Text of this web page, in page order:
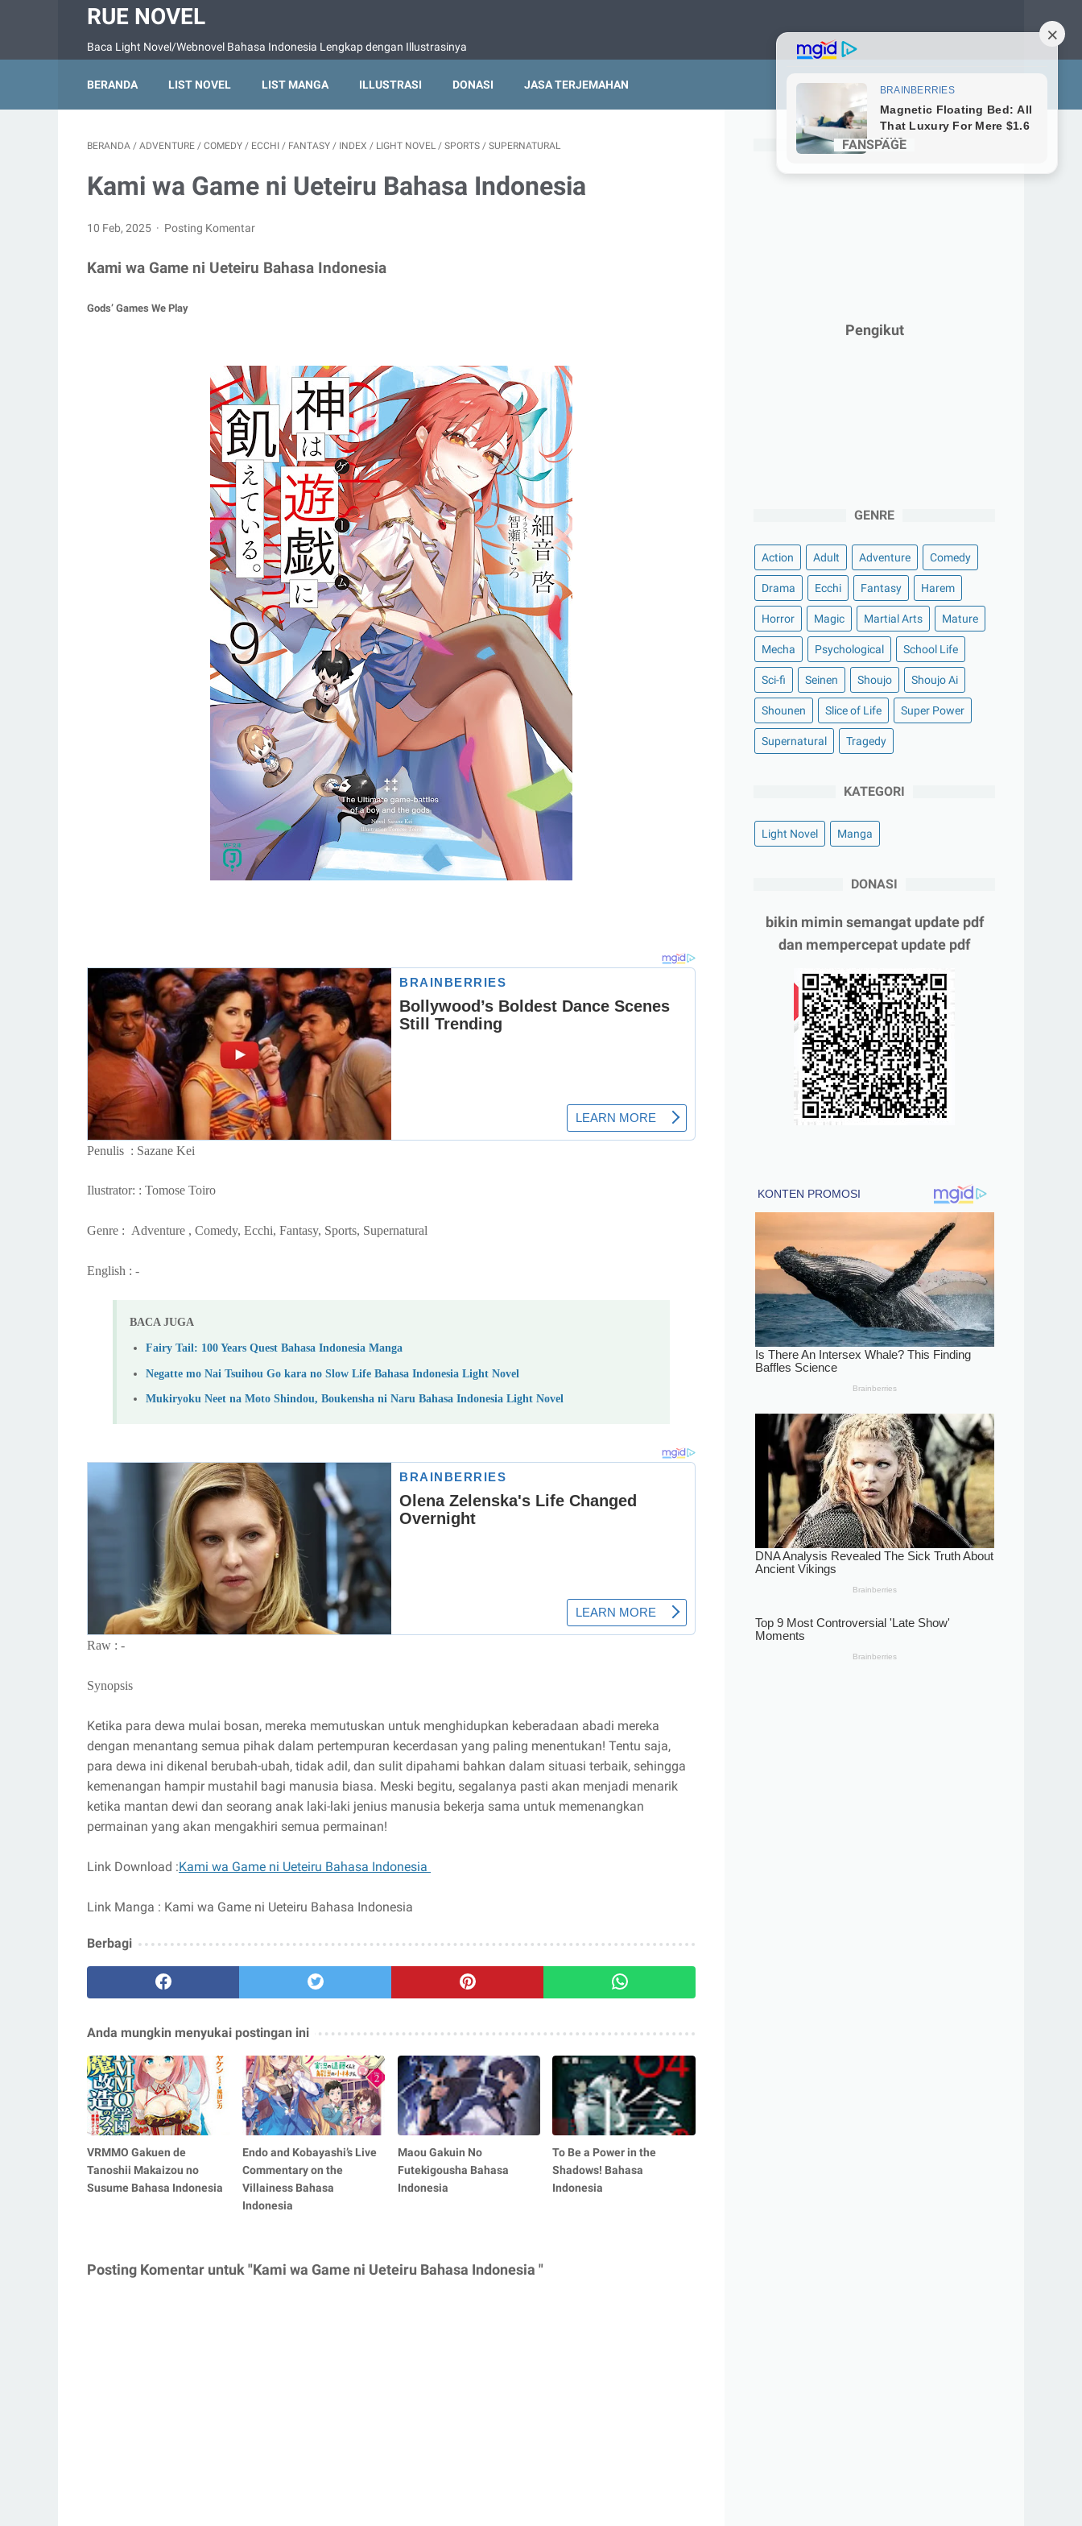
RUE NOVEL
Baca Light Novel/Webnovel Bahasa Indonesia Lengkap dengan Illustrasinya
BERANDA LIST NOVEL LIST MANGA ILLUSTRASI DONASI JASA TERJEMAHAN
BERANDA / ADVENTURE / COMEDY / ECCHI / FANTASY / INDEX / LIGHT NOVEL / SPORTS / SUPERNATURAL
Kami wa Game ni Ueteiru Bahasa Indonesia
10 Feb, 2025 Posting Komentar
Kami wa Game ni Ueteiru Bahasa Indonesia
Gods’ Games We Play
Penulis : Sazane Kei
Ilustrator: : Tomose Toiro
Genre : Adventure , Comedy, Ecchi, Fantasy, Sports, Supernatural
English : -
BACA JUGA
Fairy Tail: 100 Years Quest Bahasa Indonesia Manga
Negatte mo Nai Tsuihou Go kara no Slow Life Bahasa Indonesia Light Novel
Mukiryoku Neet na Moto Shindou, Boukensha ni Naru Bahasa Indonesia Light Novel
Raw : -
Synopsis
Ketika para dewa mulai bosan, mereka memutuskan untuk menghidupkan keberadaan abadi mereka
dengan menantang semua pihak dalam pertempuran kecerdasan yang paling menentukan! Tentu saja,
para dewa ini dikenal berubah-ubah, tidak adil, dan sulit dipahami bahkan dalam situasi terbaik, sehingga
kemenangan hampir mustahil bagi manusia biasa. Meski begitu, segalanya pasti akan menjadi menarik
ketika mantan dewi dan seorang anak laki-laki jenius manusia bekerja sama untuk memenangkan
permainan yang akan mengakhiri semua permainan!
Link Download :Kami wa Game ni Ueteiru Bahasa Indonesia
Link Manga : Kami wa Game ni Ueteiru Bahasa Indonesia
Berbagi
Anda mungkin menyukai postingan ini
VRMMO Gakuen de
Tanoshii Makaizou no
Susume Bahasa Indonesia
Endo and Kobayashi’s Live
Commentary on the
Villainess Bahasa
Indonesia
Maou Gakuin No
Futekigousha Bahasa
Indonesia
To Be a Power in the
Shadows! Bahasa
Indonesia
Posting Komentar untuk "Kami wa Game ni Ueteiru Bahasa Indonesia "
FANSPAGE
Pengikut
GENRE
Action Adult Adventure Comedy
Drama Ecchi Fantasy Harem
Horror Magic Martial Arts Mature
Mecha Psychological School Life
Sci-fi Seinen Shoujo Shoujo Ai
Shounen Slice of Life Super Power
Supernatural Tragedy
KATEGORI
Light Novel Manga
DONASI
bikin mimin semangat update pdf
dan mempercepat update pdf